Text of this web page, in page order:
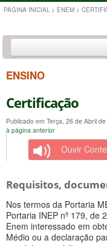
PÁGINA INICIAL > ENEM >
ENSINO
Certificação
Publicado em Terça, 26 de Abril
à página anterior
Ouvir
Requisitos,
Nos termos da Portaria
Portaria INEP nº 179, de
Enem interessado em
Médio ou a declaração